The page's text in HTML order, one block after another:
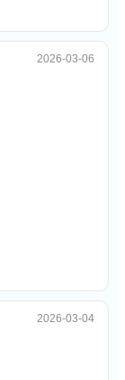
2026-03-06
2026-03-04